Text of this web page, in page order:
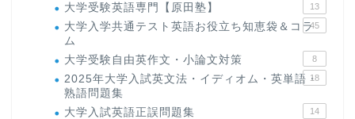
大学受験英語専門【原田塾】 13
大学入学共通テスト英語お役立ち知恵袋＆コラ
ム
45
大学受験自由英作文・小論文対策 8
2025年大学入試英文法・イディオム・英単語・
熟語問題集
18
大学入試英語正誤問題集 14